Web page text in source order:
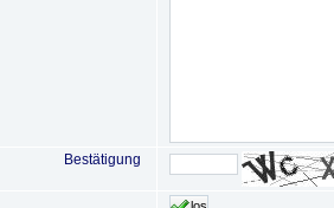
Bestätigung